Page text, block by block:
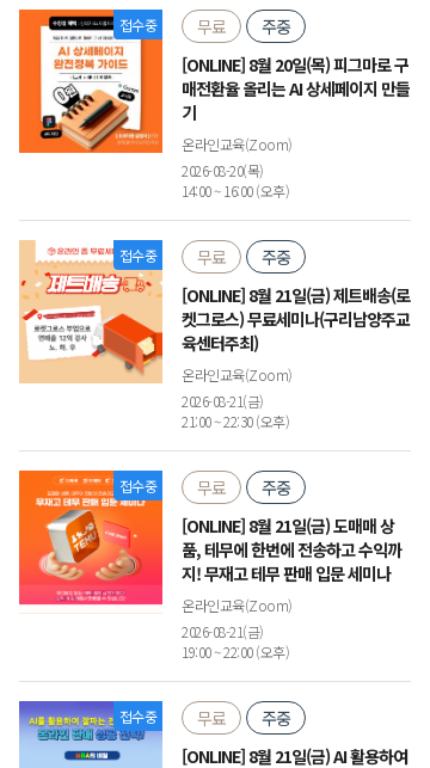
접수중 무료
주중
[ONLINE] 8월 20일(목) 피그마로 구
매전환율 올리는 AI 상세페이지 만들
기
온라인교육(Zoom)
2026-08-20(목)
14:00 ~ 16:00 (오후)
접수중 무료
주중
[ONLINE] 8월 21일(금) 제트배송(로
켓그로스) 무료세미나(구리남양주교
육센터주최)
온라인교육(Zoom)
2026-08-21(금)
21:00 ~ 22:30 (오후)
접수중 무료
주중
[ONLINE] 8월 21일(금) 도매매 상
품, 테무에 한번에 전송하고 수익까
지! 무재고 테무 판매 입문 세미나
온라인교육(Zoom)
2026-08-21(금)
19:00 ~ 22:00 (오후)
접수중 무료
주중
[ONLINE] 8월 21일(금) AI 활용하여